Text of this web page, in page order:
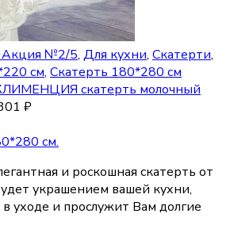
Акция №2/5, Для кухни, Скатерти,
см, Скатерть 180*280 см
скатерть молочный
₽
см.
и роскошная скатерть от
украшением вашей кухни,
уходе и прослужит Вам долгие